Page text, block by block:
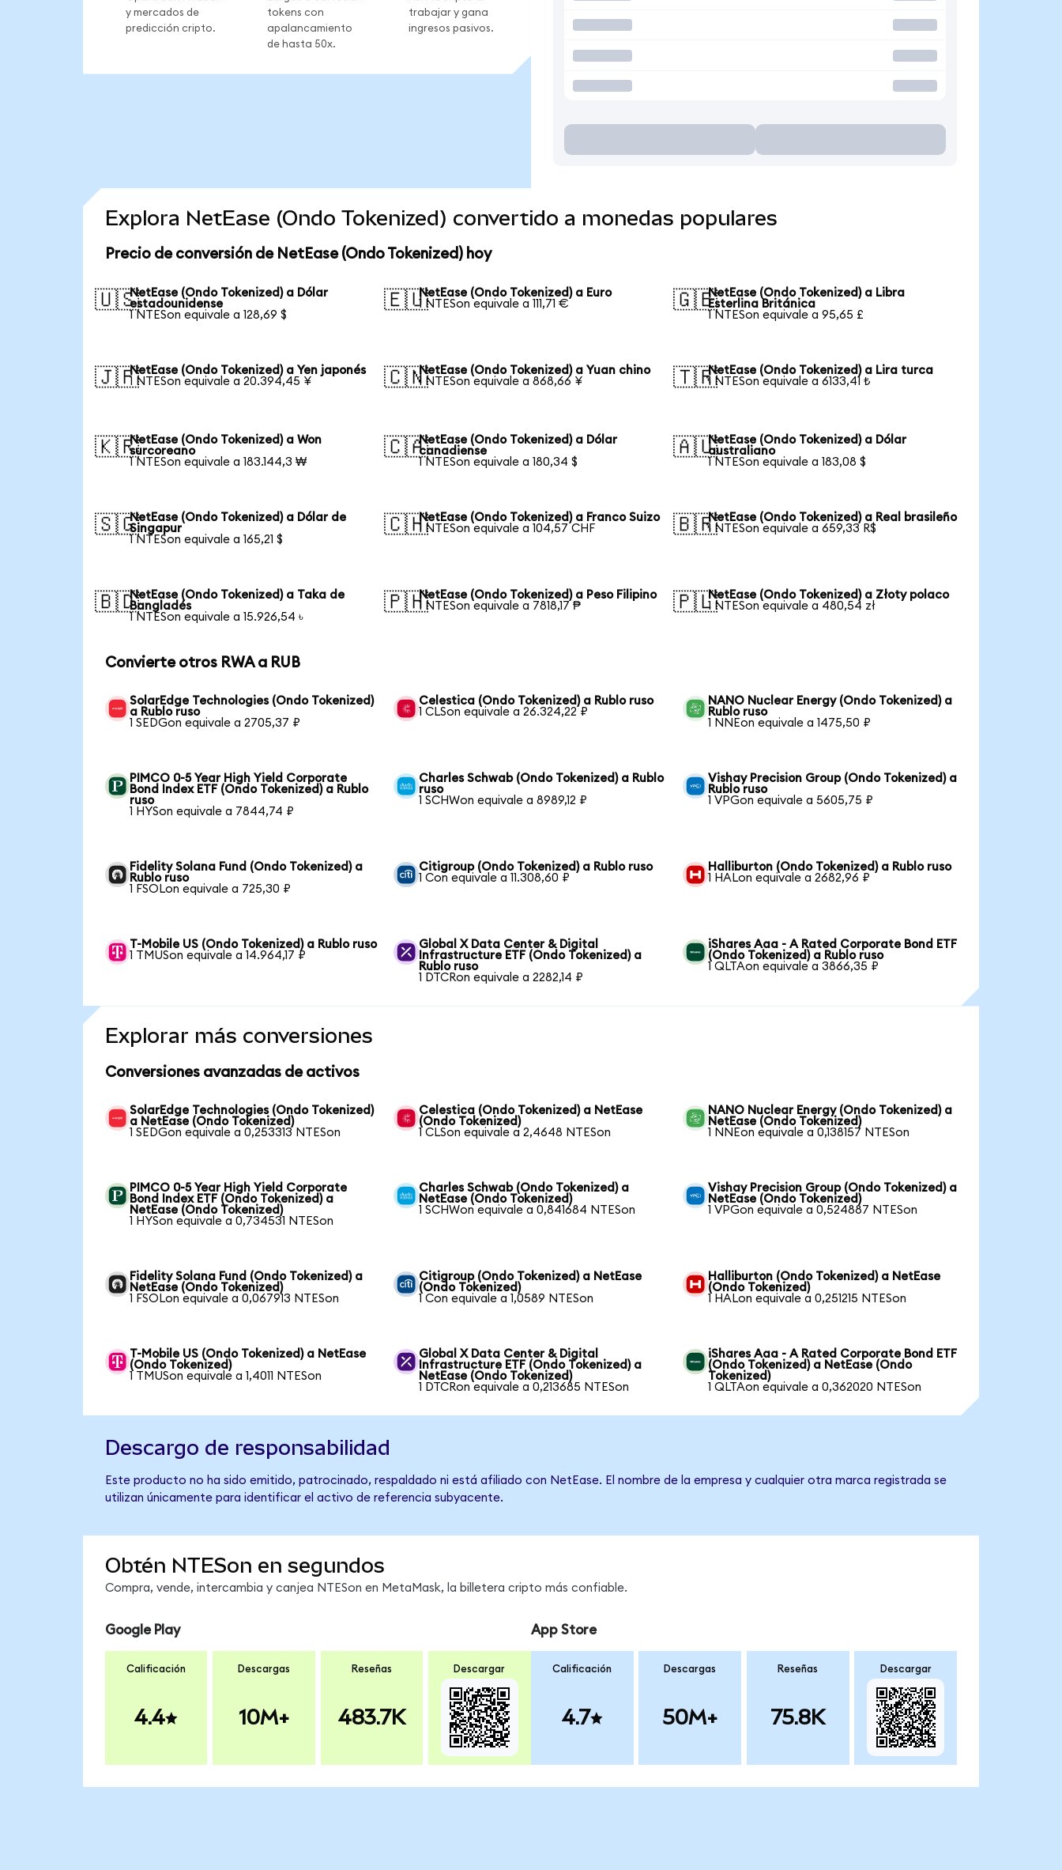
y mercados de
predicción cripto.
tokens con
apalancamiento
de hasta 50x.
trabajar y gana
ingresos pasivos.
Explora NetEase (Ondo Tokenized) convertido a monedas populares
Precio de conversión de NetEase (Ondo Tokenized) hoy
🇺🇸NetEase (Ondo Tokenized) a Dólar
estadounidense
1 NTESon equivale a 128,69 $
🇪🇺NetEase (Ondo Tokenized) a Euro
1 NTESon equivale a 111,71 €
🇬🇧NetEase (Ondo Tokenized) a Libra
Esterlina Británica
1 NTESon equivale a 95,65 £
🇯🇵NetEase (Ondo Tokenized) a Yen japonés
1 NTESon equivale a 20.394,45 ¥
🇨🇳NetEase (Ondo Tokenized) a Yuan chino
1 NTESon equivale a 868,66 ¥
🇹🇷NetEase (Ondo Tokenized) a Lira turca
1 NTESon equivale a 6133,41 ₺
🇰🇷NetEase (Ondo Tokenized) a Won
surcoreano
1 NTESon equivale a 183.144,3 ₩
🇨🇦NetEase (Ondo Tokenized) a Dólar
canadiense
1 NTESon equivale a 180,34 $
🇦🇺NetEase (Ondo Tokenized) a Dólar
australiano
1 NTESon equivale a 183,08 $
🇸🇬NetEase (Ondo Tokenized) a Dólar de
Singapur
1 NTESon equivale a 165,21 $
🇨🇭NetEase (Ondo Tokenized) a Franco Suizo
1 NTESon equivale a 104,57 CHF
🇧🇷NetEase (Ondo Tokenized) a Real brasileño
1 NTESon equivale a 659,33 R$
🇧🇩NetEase (Ondo Tokenized) a Taka de
Bangladés
1 NTESon equivale a 15.926,54 ৳
🇵🇭NetEase (Ondo Tokenized) a Peso Filipino
1 NTESon equivale a 7818,17 ₱
🇵🇱NetEase (Ondo Tokenized) a Złoty polaco
1 NTESon equivale a 480,54 zł
Convierte otros RWA a RUB
SolarEdge Technologies (Ondo Tokenized)
a Rublo ruso
1 SEDGon equivale a 2705,37 ₽
Celestica (Ondo Tokenized) a Rublo ruso
1 CLSon equivale a 26.324,22 ₽
NANO Nuclear Energy (Ondo Tokenized) a
Rublo ruso
1 NNEon equivale a 1475,50 ₽
PIMCO 0-5 Year High Yield Corporate
Bond Index ETF (Ondo Tokenized) a Rublo
ruso
1 HYSon equivale a 7844,74 ₽
Charles Schwab (Ondo Tokenized) a Rublo
ruso
1 SCHWon equivale a 8989,12 ₽
Vishay Precision Group (Ondo Tokenized) a
Rublo ruso
1 VPGon equivale a 5605,75 ₽
Fidelity Solana Fund (Ondo Tokenized) a
Rublo ruso
1 FSOLon equivale a 725,30 ₽
Citigroup (Ondo Tokenized) a Rublo ruso
1 Con equivale a 11.308,60 ₽
Halliburton (Ondo Tokenized) a Rublo ruso
1 HALon equivale a 2682,96 ₽
T-Mobile US (Ondo Tokenized) a Rublo ruso
1 TMUSon equivale a 14.964,17 ₽
Global X Data Center & Digital
Infrastructure ETF (Ondo Tokenized) a
Rublo ruso
1 DTCRon equivale a 2282,14 ₽
iShares Aaa - A Rated Corporate Bond ETF
(Ondo Tokenized) a Rublo ruso
1 QLTAon equivale a 3866,35 ₽
Explorar más conversiones
Conversiones avanzadas de activos
SolarEdge Technologies (Ondo Tokenized)
a NetEase (Ondo Tokenized)
1 SEDGon equivale a 0,253313 NTESon
Celestica (Ondo Tokenized) a NetEase
(Ondo Tokenized)
1 CLSon equivale a 2,4648 NTESon
NANO Nuclear Energy (Ondo Tokenized) a
NetEase (Ondo Tokenized)
1 NNEon equivale a 0,138157 NTESon
PIMCO 0-5 Year High Yield Corporate
Bond Index ETF (Ondo Tokenized) a
NetEase (Ondo Tokenized)
1 HYSon equivale a 0,734531 NTESon
Charles Schwab (Ondo Tokenized) a
NetEase (Ondo Tokenized)
1 SCHWon equivale a 0,841684 NTESon
Vishay Precision Group (Ondo Tokenized) a
NetEase (Ondo Tokenized)
1 VPGon equivale a 0,524887 NTESon
Fidelity Solana Fund (Ondo Tokenized) a
NetEase (Ondo Tokenized)
1 FSOLon equivale a 0,067913 NTESon
Citigroup (Ondo Tokenized) a NetEase
(Ondo Tokenized)
1 Con equivale a 1,0589 NTESon
Halliburton (Ondo Tokenized) a NetEase
(Ondo Tokenized)
1 HALon equivale a 0,251215 NTESon
T-Mobile US (Ondo Tokenized) a NetEase
(Ondo Tokenized)
1 TMUSon equivale a 1,4011 NTESon
Global X Data Center & Digital
Infrastructure ETF (Ondo Tokenized) a
NetEase (Ondo Tokenized)
1 DTCRon equivale a 0,213685 NTESon
iShares Aaa - A Rated Corporate Bond ETF
(Ondo Tokenized) a NetEase (Ondo
Tokenized)
1 QLTAon equivale a 0,362020 NTESon
Descargo de responsabilidad
Este producto no ha sido emitido, patrocinado, respaldado ni está afiliado con NetEase. El nombre de la empresa y cualquier otra marca registrada se
utilizan únicamente para identificar el activo de referencia subyacente.
Obtén NTESon en segundos
Compra, vende, intercambia y canjea NTESon en MetaMask, la billetera cripto más confiable.
Google Play
Calificación
4.4
Descargas
10M+
Reseñas
483.7K
Descargar
App Store
Calificación
4.7
Descargas
50M+
Reseñas
75.8K
Descargar